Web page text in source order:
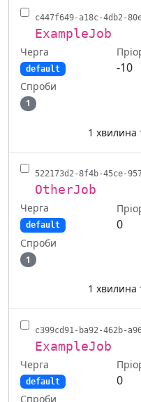
c447f649-a18c-4db2-
ExampleJob
Черга
default -10
Спроби
1
1 хвилина
522173d2-8f4b-45ce-
OtherJob
Черга
default 0
Спроби
1
1 хвилина
c399cd91-ba92-462b-
ExampleJob
Черга
default 0
Спроби